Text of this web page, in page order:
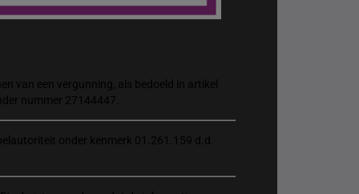
van een vergunning, als bedoeld in artikel
nummer 27144447.
onder kenmerk 01.261.159 d.d.